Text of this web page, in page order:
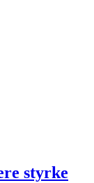
styrke